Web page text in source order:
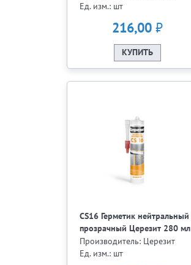
Ед. изм.: шт
216,00₽
КУПИТЬ
CS16 Герметик нейтральный
прозрачный Церезит 280 мл
Производитель: Церезит
Ед. изм.: шт